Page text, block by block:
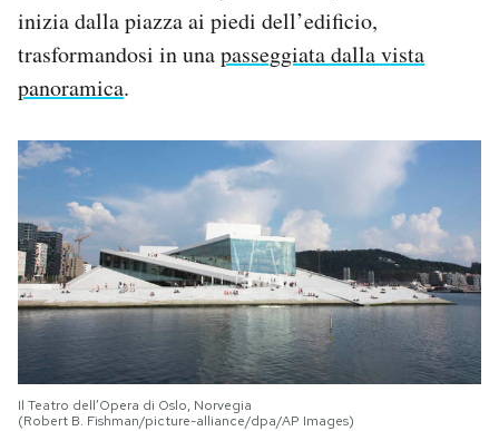
inizia dalla piazza ai piedi dell’edificio,
trasformandosi in unapasseggiata dalla vista
panoramica.
Il Teatro dell’Opera di Oslo, Norvegia
(Robert B. Fishman/picture-alliance/dpa/AP Images)